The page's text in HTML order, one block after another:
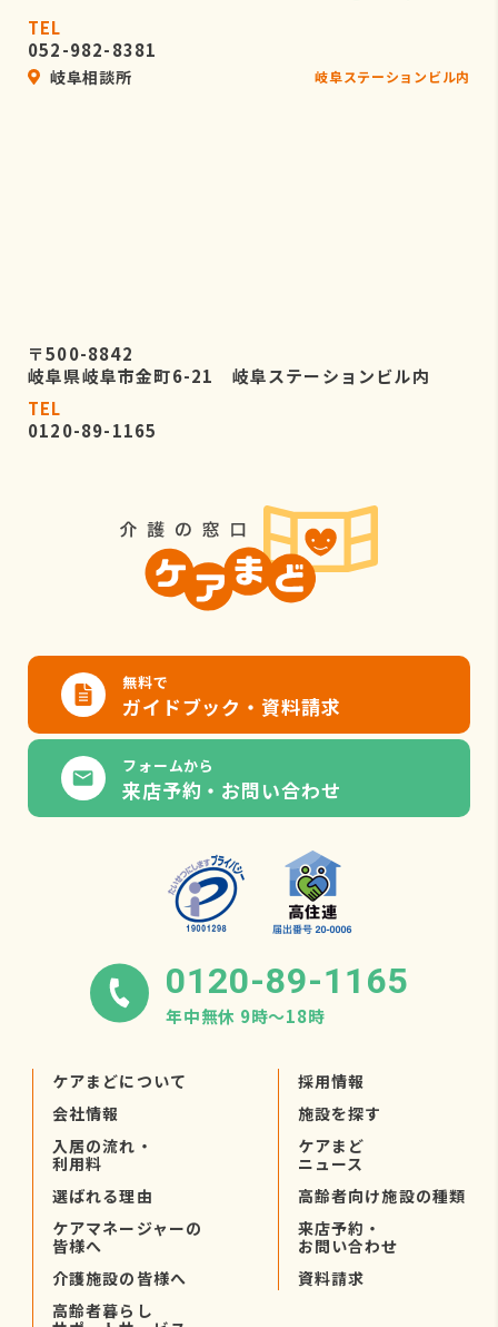
TEL
052-982-8381
岐阜相談所 岐阜ステーションビル内
〒500-8842
岐阜県岐阜市金町6-21 岐阜ステーションビル内
TEL
0120-89-1165
無料で
ガイドブック・資料請求
フォームから
来店予約・お問い合わせ
0120-89-1165
年中無休 9時〜18時
ケアまどについて
会社情報
入居の流れ・
利用料
選ばれる理由
ケアマネージャーの
皆様へ
介護施設の皆様へ
高齢者暮らし
採用情報
施設を探す
ケアまど
ニュース
高齢者向け施設の種類
来店予約・
お問い合わせ
資料請求